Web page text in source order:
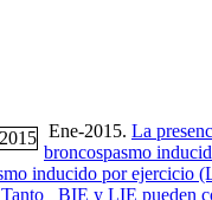
Ene-2015. La
broncospasmo
inducido por ejercicio
Tanto BIE y LIE pueden